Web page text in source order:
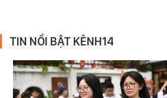
TIN NỔI BẬT KÊNH14